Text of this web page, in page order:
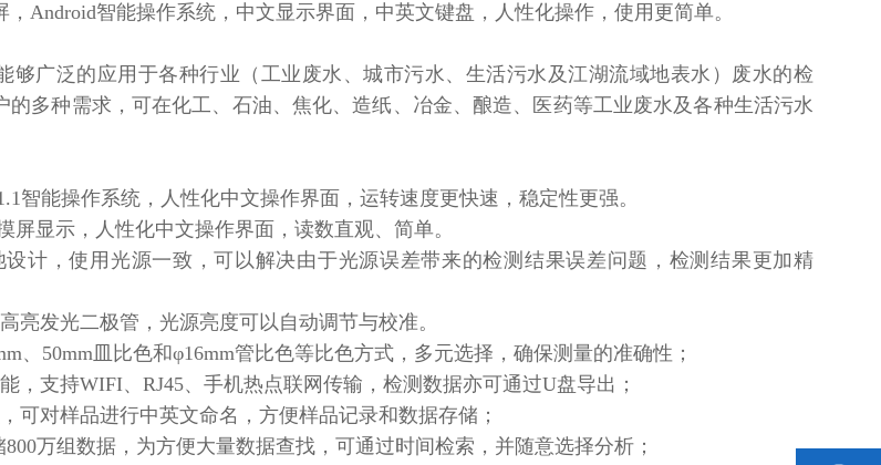
，Android智能操作系统，中文显示界面，中英文键盘，人性化操作，使用更简单。
够广泛的应用于各种行业（工业废水、城市污水、生活污水及江湖流域地表水）废水的检
的多种需求，可在化工、石油、焦化、造纸、冶金、酿造、医药等工业废水及各种生活污水
智能操作系统，人性化中文操作界面，运转速度更快速，稳定性更强。
屏显示，人性化中文操作界面，读数直观、简单。
设计，使用光源一致，可以解决由于光源误差带来的检测结果误差问题，检测结果更加精
亮发光二极管，光源亮度可以自动调节与校准。
、50mm皿比色和φ16mm管比色等比色方式，多元选择，确保测量的准确性；
，支持WIFI、RJ45、手机热点联网传输，检测数据亦可通过U盘导出；
可对样品进行中英文命名，方便样品记录和数据存储；
万组数据，为方便大量数据查找，可通过时间检索，并随意选择分析；